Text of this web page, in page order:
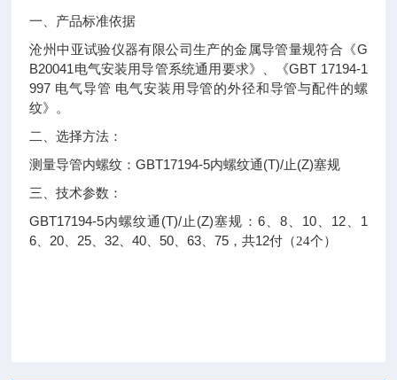
一、产品标准依据
沧州中亚试验仪器有限公司生产的金属导管量规符合《G
B20041电气安装用导管系统通用要求》、《GBT 17194-1
997 电气导管 电气安装用导管的外径和导管与配件的螺
纹》。
二、选择方法：
测量导管内螺纹：GBT17194-5内螺纹通(T)/止(Z)塞规
三、技术参数：
GBT17194-5内螺纹通 (T)/ 止 (Z)塞规： 6、 8、 10、 12、 1
6
20 25 、32 、40 、50 、63 、75 ，共12付（24个）